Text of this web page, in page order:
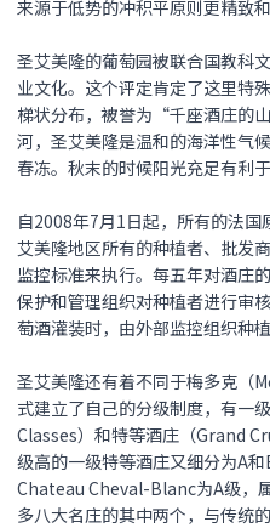
来源于低势的冲积平原则更精致和
圣艾美隆的葡萄园被联合国教科
业文化。这个评定肯定了这里特
梯状分布，被誉为“千座酒庄的
河，圣艾美隆是温和的海洋性气
春冻。秋末的时候阳光充足有利
自2008年7月1日起，所有的法
艾美隆地区所有的种植者、批发
监控标准来执行。每五年对酒庄
保护和管理组织对种植者进行审
萄酒灌装时，由外部监控组织种
圣艾美隆还有着不同于梅多克（
式建立了自己的分级制度，有一
Classes）和特等酒庄（Grand
级高的一级特等酒庄又细分为A
Chateau Cheval-Blanc为A级，
多八大名庄的其中两个，与传统